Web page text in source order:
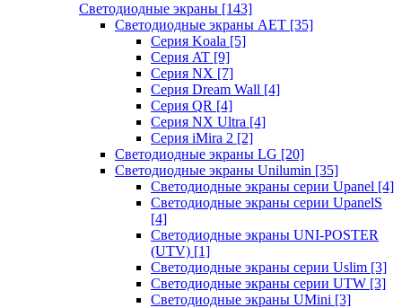
Светодиодные экраны [143]
Светодиодные экраны AET [35]
Cерия Koala [5]
Серия AT [9]
Серия NX [7]
Серия Dream Wall [4]
Серия QR [4]
Серия NX Ultra [4]
Серия iMira 2 [2]
Светодиодные экраны LG [20]
Светодиодные экраны Unilumin [35]
Светодиодные экраны серии Upanel [4]
Светодиодные экраны серии UpanelS
[4]
Светодиодные экраны UNI-POSTER
(UTV) [1]
Светодиодные экраны серии Uslim [3]
Светодиодные экраны серии UTW [3]
Светодиодные экраны UMini [3]